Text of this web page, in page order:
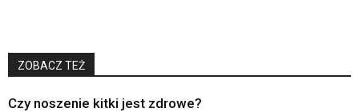
ZOBACZ TEŻ
Czy noszenie kitki jest zdrowe?